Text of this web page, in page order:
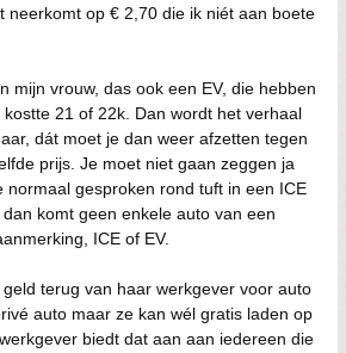
neerkomt op € 2,70 die ik niét aan boete
mijn vrouw, das ook een EV, die hebben
21 of 22k. Dan wordt het verhaal
dát moet je dan weer afzetten tegen
prijs. Je moet niet gaan zeggen ja
normaal gesproken rond tuft in een ICE
komt geen enkele auto van een
ICE of EV.
terug van haar werkgever voor auto
auto maar ze kan wél gratis laden op
biedt dat aan aan iedereen die